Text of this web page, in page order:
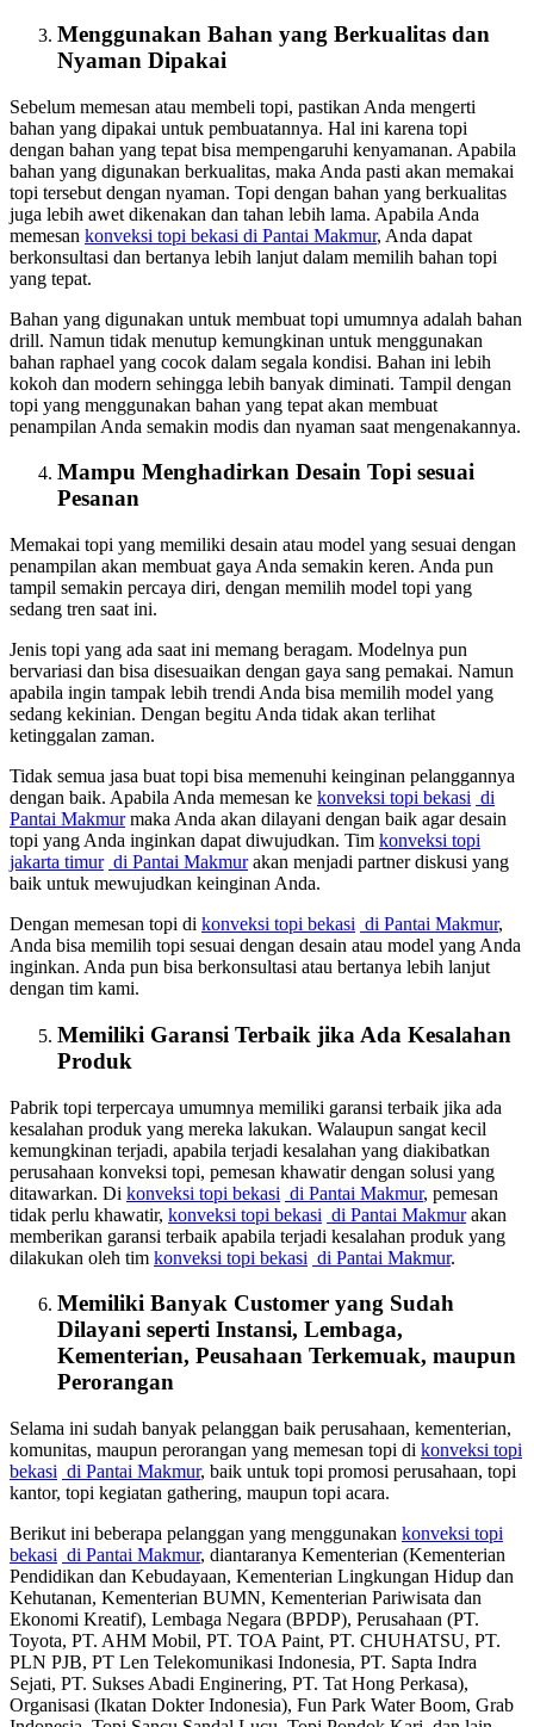
Menggunakan Bahan yang Berkualitas dan
Nyaman Dipakai
Sebelum memesan atau membeli topi, pastikan Anda mengerti
bahan yang dipakai untuk pembuatannya. Hal ini karena topi
dengan bahan yang tepat bisa mempengaruhi kenyamanan. Apabila
bahan yang digunakan berkualitas, maka Anda pasti akan memakai
topi tersebut dengan nyaman. Topi dengan bahan yang berkualitas
juga lebih awet dikenakan dan tahan lebih lama. Apabila Anda
memesan konveksi topi bekasi di Pantai Makmur, Anda dapat
berkonsultasi dan bertanya lebih lanjut dalam memilih bahan topi
yang tepat.
Bahan yang digunakan untuk membuat topi umumnya adalah bahan
drill. Namun tidak menutup kemungkinan untuk menggunakan
bahan raphael yang cocok dalam segala kondisi. Bahan ini lebih
kokoh dan modern sehingga lebih banyak diminati. Tampil dengan
topi yang menggunakan bahan yang tepat akan membuat
penampilan Anda semakin modis dan nyaman saat mengenakannya.
Mampu Menghadirkan Desain Topi sesuai
Pesanan
Memakai topi yang memiliki desain atau model yang sesuai dengan
penampilan akan membuat gaya Anda semakin keren. Anda pun
tampil semakin percaya diri, dengan memilih model topi yang
sedang tren saat ini.
Jenis topi yang ada saat ini memang beragam. Modelnya pun
bervariasi dan bisa disesuaikan dengan gaya sang pemakai. Namun
apabila ingin tampak lebih trendi Anda bisa memilih model yang
sedang kekinian. Dengan begitu Anda tidak akan terlihat
ketinggalan zaman.
Tidak semua jasa buat topi bisa memenuhi keinginan pelanggannya
dengan baik. Apabila Anda memesan ke konveksi topi bekasi di
Pantai Makmurmaka Anda akan dilayani dengan baik agar desain
topi yang Anda inginkan dapat diwujudkan. Tim konveksi topi
jakarta timur di Pantai Makmurakan menjadi partner diskusi yang
baik untuk mewujudkan keinginan Anda.
Dengan memesan topi di konveksi topi bekasi di Pantai Makmur,
Anda bisa memilih topi sesuai dengan desain atau model yang Anda
inginkan. Anda pun bisa berkonsultasi atau bertanya lebih lanjut
dengan tim kami.
Memiliki Garansi Terbaik jika Ada Kesalahan
Produk
Pabrik topi terpercaya umumnya memiliki garansi terbaik jika ada
kesalahan produk yang mereka lakukan. Walaupun sangat kecil
kemungkinan terjadi, apabila terjadi kesalahan yang diakibatkan
perusahaan konveksi topi, pemesan khawatir dengan solusi yang
ditawarkan. Di konveksi topi bekasi di Pantai Makmur, pemesan
tidak perlu khawatir, konveksi topi bekasi di Pantai Makmurakan
memberikan garansi terbaik apabila terjadi kesalahan produk yang
dilakukan oleh tim konveksi topi bekasi di Pantai Makmur.
Memiliki Banyak Customer yang Sudah
Dilayani seperti Instansi, Lembaga,
Kementerian, Peusahaan Terkemuak, maupun
Perorangan
Selama ini sudah banyak pelanggan baik perusahaan, kementerian,
komunitas, maupun perorangan yang memesan topi di konveksi topi
bekasi di Pantai Makmur, baik untuk topi promosi perusahaan, topi
kantor, topi kegiatan gathering, maupun topi acara.
Berikut ini beberapa pelanggan yang menggunakan konveksi topi
bekasi di Pantai Makmur, diantaranya Kementerian (Kementerian
Pendidikan dan Kebudayaan, Kementerian Lingkungan Hidup dan
Kehutanan, Kementerian BUMN, Kementerian Pariwisata dan
Ekonomi Kreatif), Lembaga Negara (BPDP), Perusahaan (PT.
Toyota, PT. AHM Mobil, PT. TOA Paint, PT. CHUHATSU, PT.
PLN PJB, PT Len Telekomunikasi Indonesia, PT. Sapta Indra
Sejati, PT. Sukses Abadi Enginering, PT. Tat Hong Perkasa),
Organisasi (Ikatan Dokter Indonesia), Fun Park Water Boom, Grab